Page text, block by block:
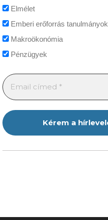
Elmélet
Emberi erőforrás tanulmányok
Makroökonómia
Pénzügyek